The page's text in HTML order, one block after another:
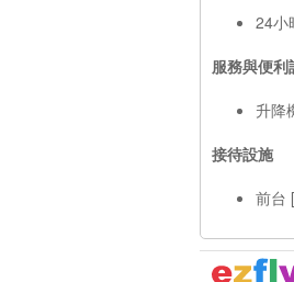
24小
服務與便利
升降
接待設施
前台